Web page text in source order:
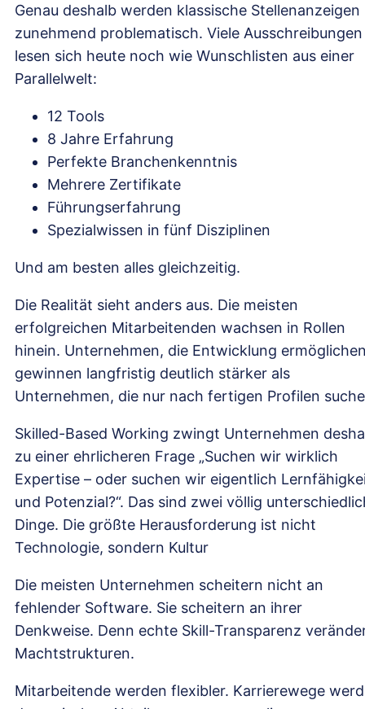
Genau deshalb werden klassische Stellenanzeigen
zunehmend problematisch. Viele Ausschreibungen
lesen sich heute noch wie Wunschlisten aus einer
Parallelwelt:
12 Tools
8 Jahre Erfahrung
Perfekte Branchenkenntnis
Mehrere Zertifikate
Führungserfahrung
Spezialwissen in fünf Disziplinen
Und am besten alles gleichzeitig.
Die Realität sieht anders aus. Die meisten
erfolgreichen Mitarbeitenden wachsen in Rollen
hinein. Unternehmen, die Entwicklung
gewinnen langfristig deutlich stärker als
Unternehmen, die nur nach fertigen Profilen
Skilled-Based Working zwingt Unternehmen
zu einer ehrlicheren Frage „Suchen wir wirklich
Expertise – oder suchen wir eigentlich
und Potenzial?“. Das sind zwei völlig
Dinge. Die größte Herausforderung ist nicht
Technologie, sondern Kultur
Die meisten Unternehmen scheitern nicht an
fehlender Software. Sie scheitern an ihrer
Denkweise. Denn echte Skill-Transparenz
Machtstrukturen.
Mitarbeitende werden flexibler. Karrierewege